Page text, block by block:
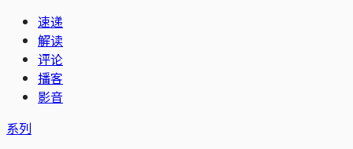
速递
解读
评论
播客
影音
系列